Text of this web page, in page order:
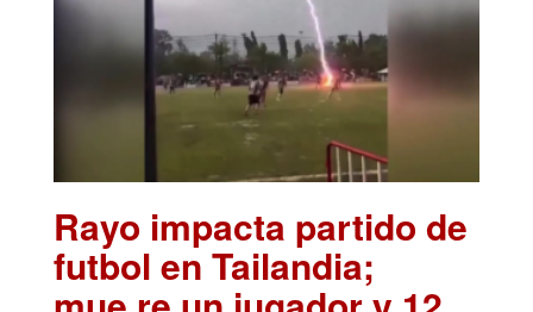
Rayo impacta partido de
futbol en Tailandia;